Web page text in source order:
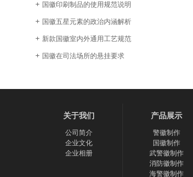
国徽印刷制品的使用规范说明
国徽五星元素的政治内涵解析
新款国徽室内外通用工艺规范
国徽在司法场所的悬挂要求
关于我们
公司简介
企业文化
企业相册
产品展示
警徽制作
国徽制作
武警徽制作
消防徽制作
海警徽制作